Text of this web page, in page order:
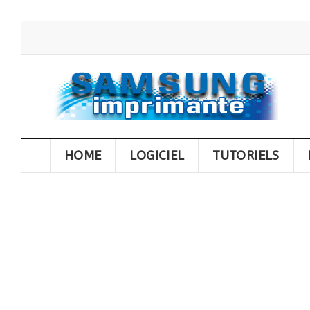
HOME LOGICIEL TUTORIELS